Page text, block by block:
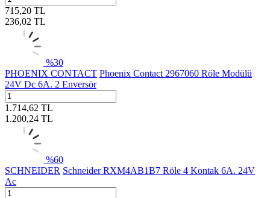
715,20 TL
236,02 TL
%30
PHOENIX CONTACT Phoenix Contact 2967060 Röle Modülü
24V Dc 6A. 2 Enversör
1.714,62 TL
1.200,24 TL
%60
SCHNEIDER Schneider RXM4AB1B7 Röle 4 Kontak 6A. 24V
Ac